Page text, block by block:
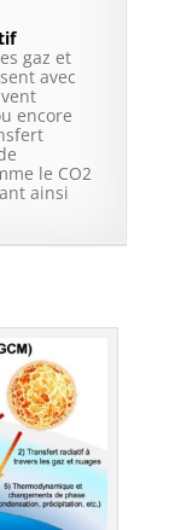
gaz et
avec
encore
le CO2
ainsi